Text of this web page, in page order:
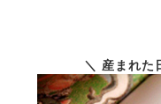
＼ 産まれた